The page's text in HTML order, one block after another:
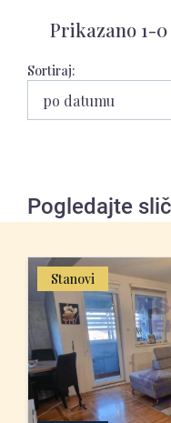
Prikazano 1-
Sortiraj:
po datumu
Pogledajte
Stanovi